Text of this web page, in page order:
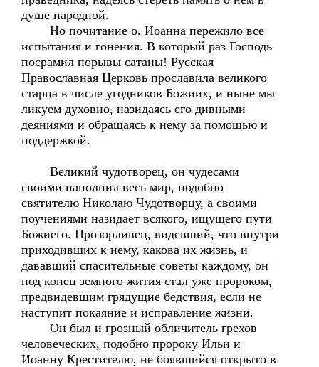
душе народной.
Но почитание о. Иоанна пережило все
испытания и гонения. В который раз Господь
посрамил порывы сатаны! Русская
Православная Церковь прославила великого
старца в числе угодников Божиих, и ныне мы
ликуем духовно, назидаясь его дивными
деяниями и обращаясь к нему за помощью и
поддержкой.
Великий чудотворец, он чудесами
своими наполнил весь мир, подобно
святителю Николаю Чудотворцу, а своими
поучениями назидает всякого, ищущего пути
Божиего. Прозорливец, видевший, что внутри
приходивших к нему, какова их жизнь, и
дававший спасительные советы каждому, он
под конец земного жития стал уже пророком,
предвидевшим грядущие бедствия, если не
наступит покаяние и исправление жизни.
Он был и грозный обличитель грехов
человеческих, подобно пророку Ильи и
Иоанну Крестителю, не боявшийся открыто в